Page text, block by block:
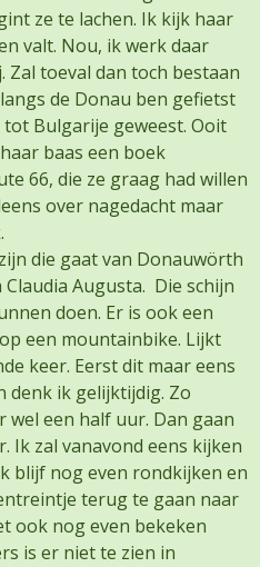
ze te lachen. Ik kijk haar
valt. Nou, ik werk daar
toeval dan toch bestaan
de Donau ben gefietst
Bulgarije geweest. Ooit
baas een boek
66, die ze graag had willen
over nagedacht maar
die gaat van Donauwörth
Augusta. Die schijn
doen. Er is ook een
een mountainbike. Lijkt
keer. Eerst dit maar eens
denk ik gelijktijdig. Zo
wel een half uur. Dan gaan
Ik zal vanavond eens kijken
blijf nog even rondkijken en
terug te gaan naar
ook nog even bekeken
is er niet te zien in